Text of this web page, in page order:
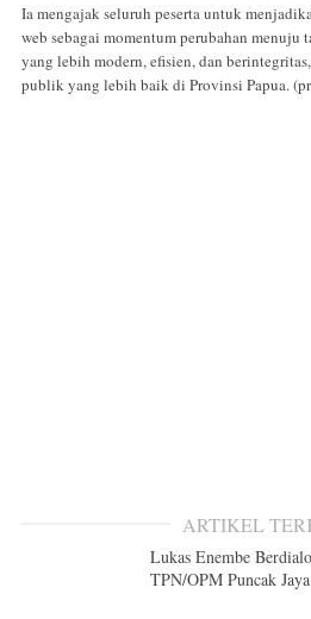
Ia mengajak seluruh peserta untuk
web sebagai momentum perubahan menuju
yang lebih modern, efisien, dan
publik yang lebih baik di Provinsi Papua.
ARTIKEL
Lukas Enembe
TPN/OPM Puncak Jaya